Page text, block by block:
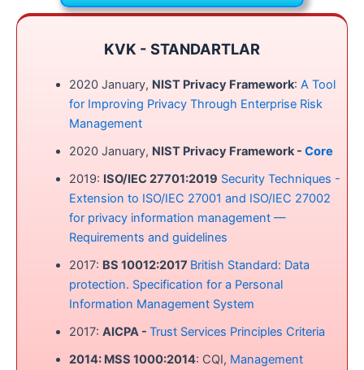
KVK - STANDARTLAR
2020 January, NIST Privacy Framework: A Tool
for Improving Privacy Through Enterprise Risk
Management
2020 January, NIST Privacy Framework - Core
2019: ISO/IEC 27701:2019 Security Techniques -
Extension to ISO/IEC 27001 and ISO/IEC 27002
for privacy information management —
Requirements and guidelines
2017: BS 10012:2017 British Standard: Data
protection. Specification for a Personal
Information Management System
2017: AICPA - Trust Services Principles Criteria
2014: MSS 1000:2014: CQI, Management